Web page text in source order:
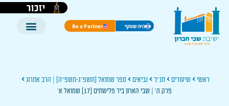
יזכור
היה שותף Be a Partner
ראשי שיעורים תנ"ך נביאים
ספר שמואל [תשפ"ג-תשפ"ה] | הרב אתרוג
פרק ה' | שבי הארון ביד פלישתים [17] שמואל א'